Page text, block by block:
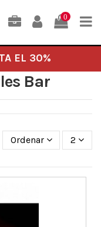
0
EL 30%
Bar
Ordenar 2